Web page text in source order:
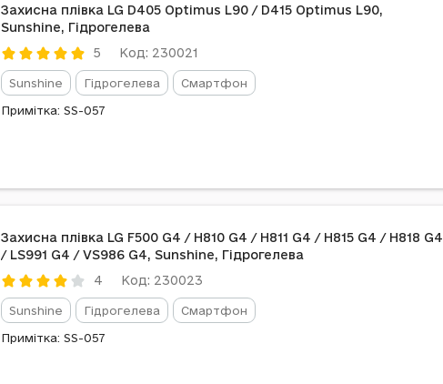
Захисна плівка LG D405 Optimus L90 / D415 Optimus L90,
Sunshine, Гідрогелева
5
Код: 230021
Sunshine Гідрогелева Смартфон
Примітка: SS-057
Захисна плівка LG F500 G4 / H810 G4 / H811 G4 / H815 G4 / H818 G4
/ LS991 G4 / VS986 G4, Sunshine, Гідрогелева
4
Код: 230023
Sunshine Гідрогелева Смартфон
Примітка: SS-057